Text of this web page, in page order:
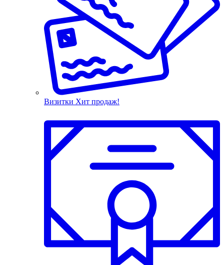
Визитки Хит продаж!